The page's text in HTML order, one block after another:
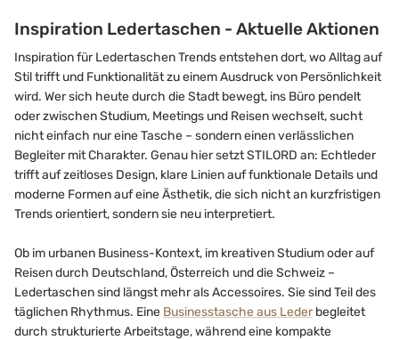
Inspiration Ledertaschen - Aktuelle Aktionen
Inspiration für Ledertaschen Trends entstehen dort, wo Alltag auf
Stil trifft und Funktionalität zu einem Ausdruck von Persönlichkeit
wird. Wer sich heute durch die Stadt bewegt, ins Büro pendelt
oder zwischen Studium, Meetings und Reisen wechselt, sucht
nicht einfach nur eine Tasche – sondern einen verlässlichen
Begleiter mit Charakter. Genau hier setzt STILORD an: Echtleder
trifft auf zeitloses Design, klare Linien auf funktionale Details und
moderne Formen auf eine Ästhetik, die sich nicht an kurzfristigen
Trends orientiert, sondern sie neu interpretiert.
Ob im urbanen Business-Kontext, im kreativen Studium oder auf
Reisen durch Deutschland, Österreich und die Schweiz –
Ledertaschen sind längst mehr als Accessoires. Sie sind Teil des
täglichen Rhythmus. Eine Businesstasche aus Leder begleitet
durch strukturierte Arbeitstage, während eine kompakte